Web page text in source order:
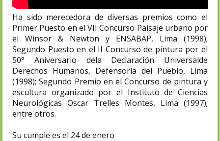
Ha sido merecedora de diversas premios como el
Primer Puesto en el VII Concurso Paisaje urbano por
el Winsor & Newton y ENSABAP, Lima (1998);
Segundo Puesto en el II Concurso de pintura por el
50° Aniversario dela Declaración Universalde
Derechos Humanos, Defensoría del Pueblo, Lima
(1998); Segundo Premio en el Concurso de pintura y
escultura organizado por el Instituto de Ciencias
Neurológicas Oscar Trelles Montes, Lima (1997);
entre otros.
Su cumple es el 24 de enero